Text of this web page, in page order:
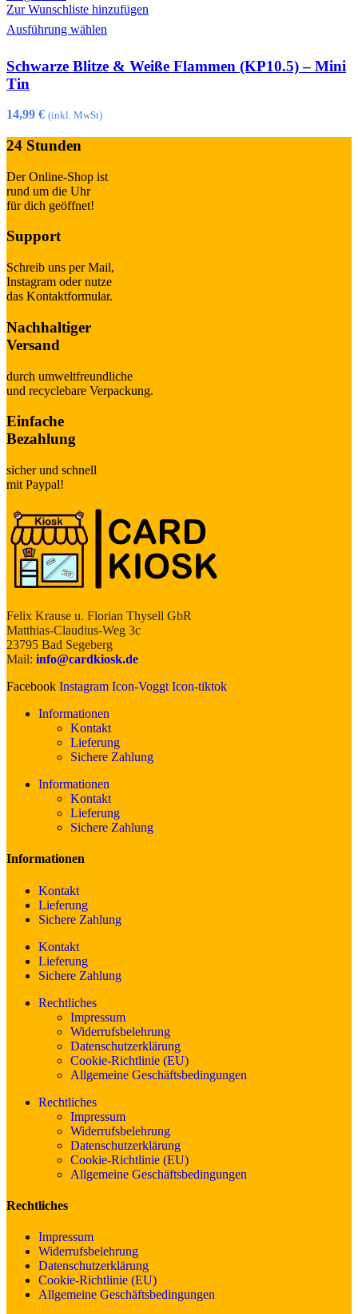
auf
Produktseite
werden
Zur Wunschliste hinzufügen
Ausführung wählen
Produkt
mehrere
können
Produktseite
Schwarze Blitze & Weiße Flammen (KP10.5) – Mini
Tin
14,99 € (inkl. MwSt)
24 Stunden
Der Online-Shop ist
rund um die Uhr
für dich geöffnet!
Support
Schreib uns per Mail,
Instagram oder nutze
das Kontaktformular.
Nachhaltiger
Versand
durch umweltfreundliche
und recyclebare Verpackung.
Einfache
Bezahlung
sicher und schnell
mit Paypal!
Felix Krause u. Florian Thysell GbR
Matthias-Claudius-Weg 3c
23795 Bad Segeberg
Mail: info@cardkiosk.de
Facebook Instagram Icon-Voggt Icon-tiktok
Informationen
Kontakt
Lieferung
Sichere Zahlung
Informationen
Kontakt
Lieferung
Sichere Zahlung
Informationen
Kontakt
Lieferung
Sichere Zahlung
Kontakt
Lieferung
Sichere Zahlung
Rechtliches
Impressum
Widerrufsbelehrung
Datenschutzerklärung
Cookie-Richtlinie (EU)
Allgemeine Geschäftsbedingungen
Rechtliches
Impressum
Widerrufsbelehrung
Datenschutzerklärung
Cookie-Richtlinie (EU)
Allgemeine Geschäftsbedingungen
Rechtliches
Impressum
Widerrufsbelehrung
Datenschutzerklärung
Cookie-Richtlinie (EU)
Allgemeine Geschäftsbedingungen